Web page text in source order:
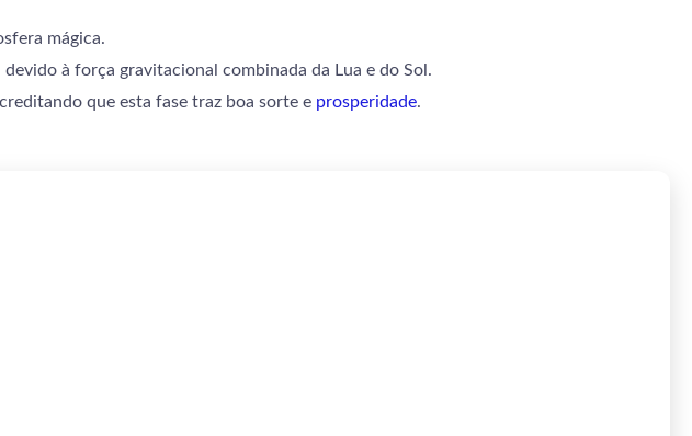
mágica.
à força gravitacional combinada da Lua e do Sol.
que esta fase traz boa sorte e prosperidade.